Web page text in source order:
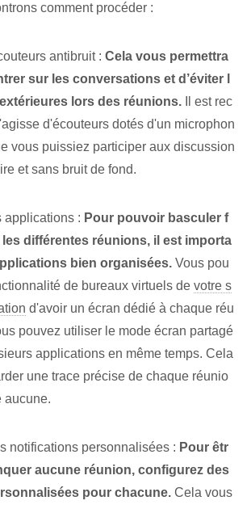
comment procéder :
antibruit : Cela vous permettra
sur les conversations et d’éviter l
lors des réunions. Il est rec
d'écouteurs dotés d'un microphon
vous puissiez participer aux discussion
et sans bruit de fond.
applications : Pour pouvoir basculer f
différentes réunions, il est importa
bien organisées. Vous pou
de bureaux virtuels de votre s
d'avoir un écran dédié à chaque réu
pouvez utiliser le mode écran partagé
applications en même temps. Cela
une trace précise de chaque réunio
aucune.
notifications personnalisées : Pour êtr
aucune réunion, configurez des
pour chacune. Cela vous